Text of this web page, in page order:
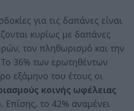
για τις δαπάνες είναι
κυρίως με δαπάνες
τον πληθωρισμό και την
36% των ερωτηθέντων
εξάμηνο του έτους οι
κοινής ωφέλειας
. Επίσης, το 42% αναμένει